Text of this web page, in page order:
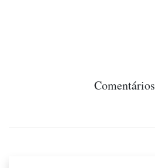
Comentários